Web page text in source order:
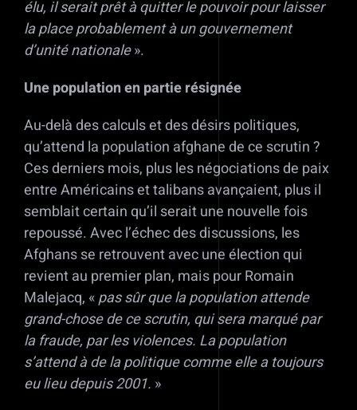
élu, il serait prêt à quitter le pouvoir pour laisser
la place probablement à un gouvernement
d’unité nationale».
Une population en partie résignée
Au-delà des calculs et des désirs politiques,
qu’attend la population afghane de ce scrutin ?
Ces derniers mois, plus les négociations de paix
entre Américains et talibans avançaient, plus il
semblait certain qu’il serait une nouvelle fois
repoussé. Avec l’échec des discussions, les
Afghans se retrouvent avec une élection qui
revient au premier plan, mais pour Romain
Malejacq, «pas sûr que la population attende
grand-chose de ce scrutin, qui sera marqué par
la fraude, par les violences. La population
s’attend à de la politique comme elle a toujours
eu lieu depuis 2001. »